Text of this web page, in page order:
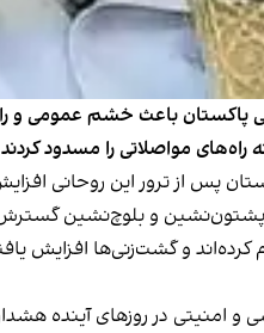
پاکستان باعث خشم عمومی و
مواصلاتی را مسدود
پس از ترور این روحانی
پشتون‌نشین و بلوچ‌نشین
کرده‌اند و گشت‌زنی‌ها افزایش
امنیتی در روزهای آینده